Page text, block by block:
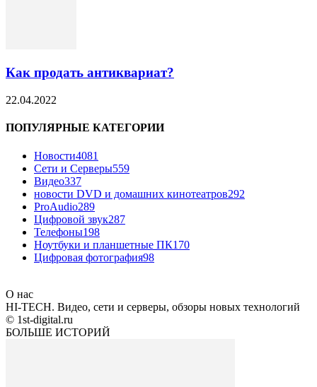
Как продать антиквариат?
22.04.2022
ПОПУЛЯРНЫЕ КАТЕГОРИИ
Новости4081
Сети и Серверы559
Видео337
новости DVD и домашних кинотеатров292
ProAudio289
Цифровой звук287
Телефоны198
Ноутбуки и планшетные ПК170
Цифровая фотография98
О нас
HI-TECH. Видео, сети и серверы, обзоры новых технологий
© 1st-digital.ru
БОЛЬШЕ ИСТОРИЙ